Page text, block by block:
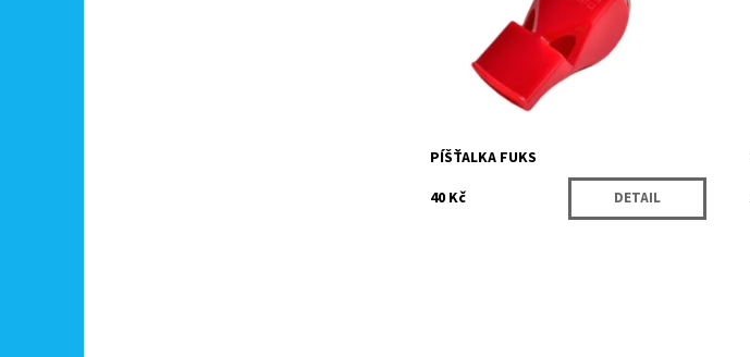
Dostupnost:
Momentálně
nedostupné
5074
Značka:
Köck sport
PÍŠŤALKA FUKS
40 Kč
DETAIL